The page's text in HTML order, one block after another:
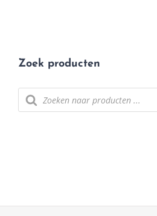
Zoek producten
Producten
zoeken